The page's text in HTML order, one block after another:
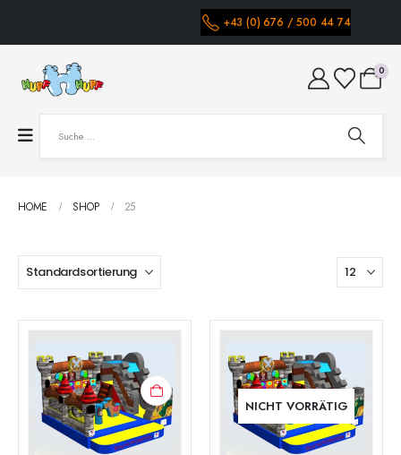
+43 (0) 676 / 500 44 74
0
HOME SHOP 25
NICHT VORRÄTIG